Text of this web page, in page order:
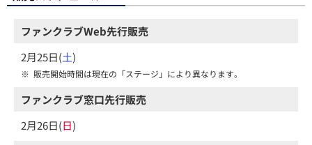
ファンクラブWeb先行販売
2月25日(土)
※ 販売開始時間は現在の「ステージ」により異なります。
ファンクラブ窓口先行販売
2月26日(日)